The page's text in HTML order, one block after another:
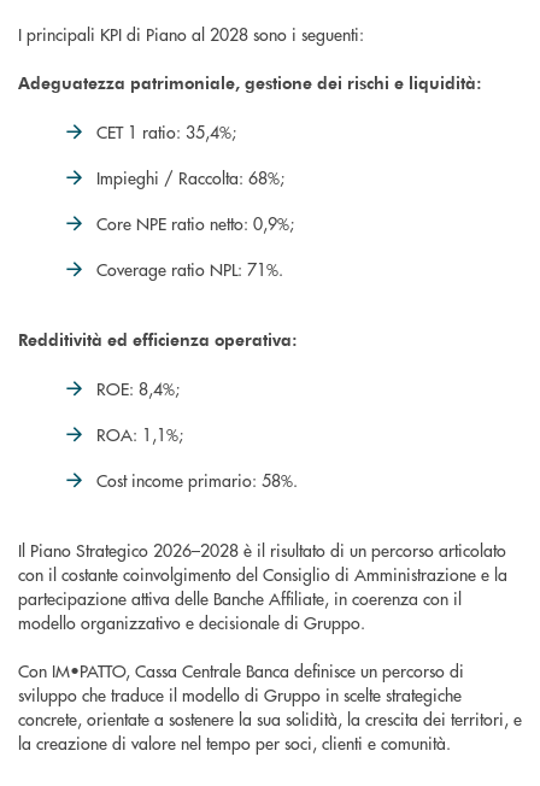
I principali KPI di Piano al 2028 sono i seguenti:
Adeguatezza patrimoniale, gestione dei rischi e liquidità:
CET 1 ratio: 35,4%;
Impieghi / Raccolta: 68%;
Core NPE ratio netto: 0,9%;
Coverage ratio NPL: 71%.
Redditività ed efficienza operativa:
ROE: 8,4%;
ROA: 1,1%;
Cost income primario: 58%.
Il Piano Strategico 2026–2028 è il risultato di un percorso articolato
con il costante coinvolgimento del Consiglio di Amministrazione e la
partecipazione attiva delle Banche Affiliate, in coerenza con il
modello organizzativo e decisionale di Gruppo.
Con IM•PATTO, Cassa Centrale Banca definisce un percorso di
sviluppo che traduce il modello di Gruppo in scelte strategiche
concrete, orientate a sostenere la sua solidità, la crescita dei territori, e
la creazione di valore nel tempo per soci, clienti e comunità.